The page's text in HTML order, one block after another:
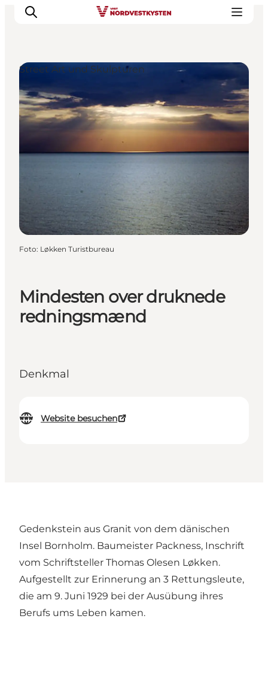
Urlaubsorte
Inspiration
Events
Unterkunft
Mindesten over druknede
redningsmænd
Denkmal
Website besuchen
Street Art und Skulpturen
Foto: Løkken Turistbureau
Gedenkstein aus Granit von dem dänischen
Insel Bornholm. Baumeister Packness, Inschrift
vom Schriftsteller Thomas Olesen Løkken.
Aufgestellt zur Erinnerung an 3 Rettungsleute,
die am 9. Juni 1929 bei der Ausübung ihres
Berufs ums Leben kamen.